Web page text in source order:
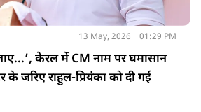
13 May, 2026 01:29 PM
केरल में CM नाम पर घमासान
के जरिए राहुल-प्रियंका को दी गई